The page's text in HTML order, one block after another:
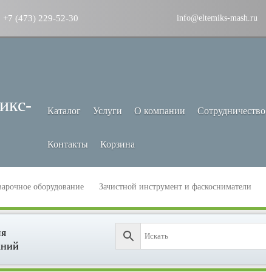
+7 (473) 229-52-30 info@eltemiks-mash.ru
Каталог Услуги О компании Сотрудничество
Контакты Корзина
оборудование Зачистной инструмент и фаскосниматели